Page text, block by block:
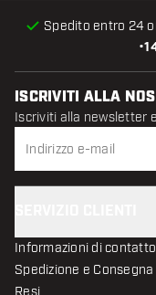
•
Spedito entro 24
ISCRIVITI ALLA
Iscriviti alla newsletter
Informazioni di contatto
Spedizione e Consegna
Resi